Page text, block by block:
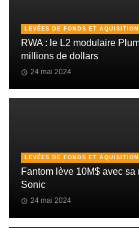
LEVÉES DE FONDS ET
RWA : le L2 modulaire
millions de dollars
24 mai 2024
LEVÉES DE FONDS ET
Fantom lève 10M$ avec
Sonic
24 mai 2024